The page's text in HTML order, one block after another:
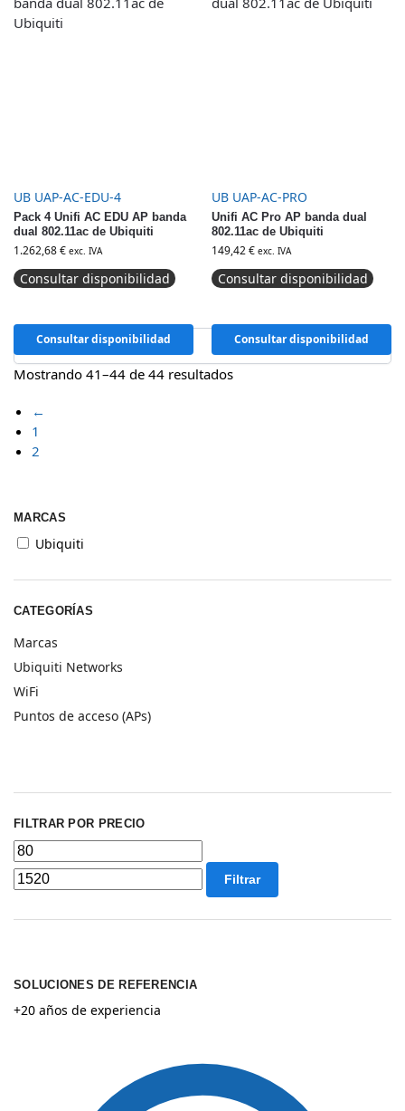
UB UAP-AC-EDU-4
Pack 4 Unifi AC EDU AP banda
dual 802.11ac de Ubiquiti
1.262,68€ exc. IVA
Consultar disponibilidad
Consultar disponibilidad
UB UAP-AC-PRO
Unifi AC Pro AP banda dual
802.11ac de Ubiquiti
149,42€ exc. IVA
Consultar disponibilidad
Consultar disponibilidad
Mostrando 41–44 de 44 resultados
←
1
2
MARCAS
Ubiquiti
CATEGORÍAS
Marcas
Ubiquiti Networks
WiFi
Puntos de acceso (APs)
FILTRAR POR PRECIO
Filtrar
SOLUCIONES DE REFERENCIA
+20 años de experiencia